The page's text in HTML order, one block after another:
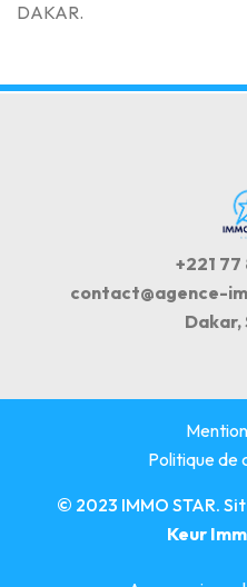
DAKAR.
+221 77
contact@agence-
Dakar,
Politique de
© 2023 IMMO STAR.
Keur